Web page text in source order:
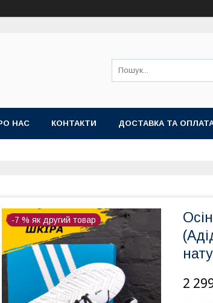
НАС КОНТАКТИ ДОСТАВКА ТА
-7 % як другий товар
2